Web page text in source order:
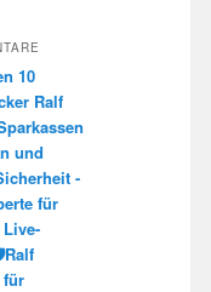
10
Ralf
und
-
für
für